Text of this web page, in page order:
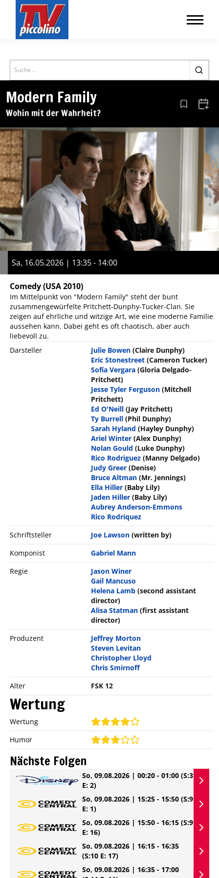
Search
Modern Family
Wohin mit der Wahrheit? Aus den
Sa, 16.05.2026 | 13:35 - 14:00
Comedy(USA 2010)
Im Mittelpunkt von "Modern Family" steht der bunt
zusammengewürfelte Pritchett-Dunphy-Tucker-Clan. Sie
zeigen auf ehrliche und witzige Art, wie eine moderne Familie
aussehen kann. Dabei geht es oft chaotisch, aber auch
liebevoll zu.
Darsteller
Julie Bowen (Claire Dunphy)
Eric Stonestreet (Cameron Tucker)
Sofía Vergara (Gloria Delgado-
Pritchett)
Jesse Tyler Ferguson (Mitchell
Pritchett)
Ed O'Neill (Jay Pritchett)
Ty Burrell (Phil Dunphy)
Sarah Hyland (Hayley Dunphy)
Ariel Winter (Alex Dunphy)
Nolan Gould (Luke Dunphy)
Rico Rodriguez (Manny Delgado)
Judy Greer (Denise)
Bruce Altman (Mr. Jennings)
Ella Hiller (Baby Lily)
Jaden Hiller (Baby Lily)
Aubrey Anderson-Emmons
Rico Rodriquez
Schriftsteller
Joe Lawson (written by)
Komponist
Gabriel Mann
Regie
Jason Winer
Gail Mancuso
Helena Lamb (second assistant
director)
Alisa Statman (first assistant
director)
Produzent
Jeffrey Morton
Steven Levitan
Christopher Lloyd
Chris Smirnoff
Alter
FSK 12
Wertung
Wertung
Humor
Nächste Folgen
So, 09.08.2026 | 00:20 - 01:00 (S:3
E: 2)
So, 09.08.2026 | 15:25 - 15:50 (S:9
E: 1)
So, 09.08.2026 | 15:50 - 16:15 (S:9
E: 16)
So, 09.08.2026 | 16:15 - 16:35
(S:10 E: 17)
So, 09.08.2026 | 16:35 - 17:00